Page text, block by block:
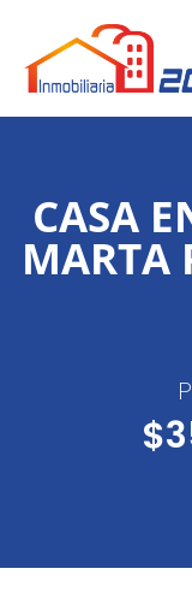
CASA
MARTA